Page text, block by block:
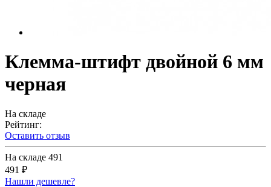
Клемма-штифт двойной 6 мм
черная
На складе
Рейтинг:
Оставить отзыв
На складе 491
491 ₽
Нашли дешевле?